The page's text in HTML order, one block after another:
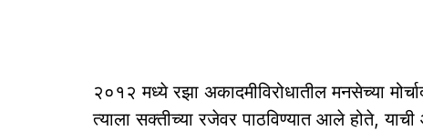
२०१२ मध्ये रझा अकादमीविरोधातील मनसेच्या
त्याला सक्तीच्या रजेवर पाठविण्यात आले होते,